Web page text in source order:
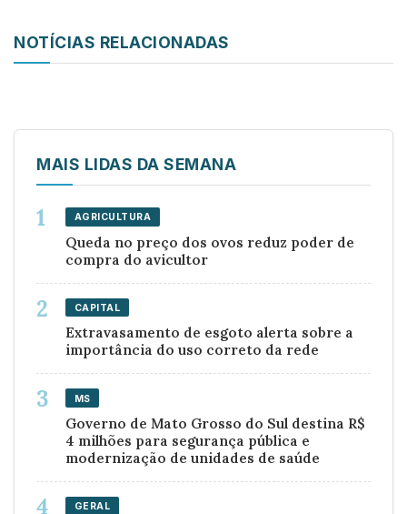
NOTÍCIAS RELACIONADAS
MAIS LIDAS DA SEMANA
AGRICULTURA
Queda no preço dos ovos reduz poder de
compra do avicultor
CAPITAL
Extravasamento de esgoto alerta sobre a
importância do uso correto da rede
MS
Governo de Mato Grosso do Sul destina R$
4 milhões para segurança pública e
modernização de unidades de saúde
GERAL